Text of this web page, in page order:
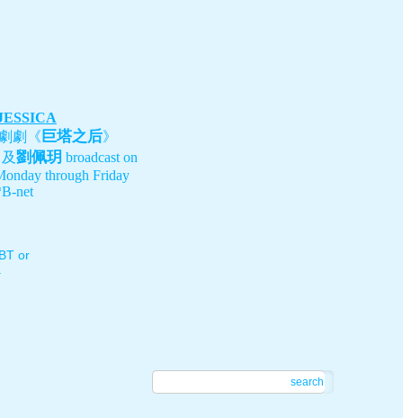
劇《 巨塔之后》
及劉佩玥 broadcast on
through Friday
net
or
search